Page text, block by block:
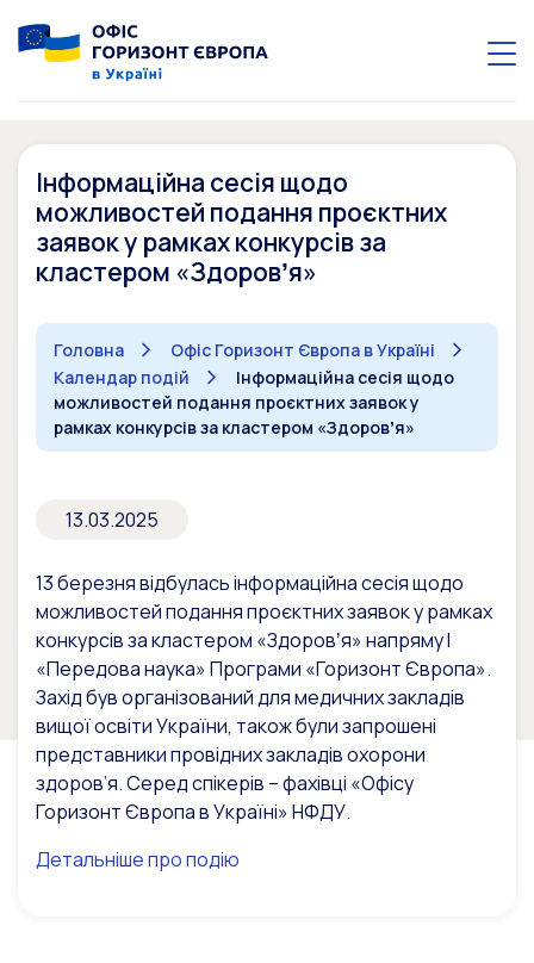
Інформаційна сесія щодо
можливостей подання проєктних
заявок у рамках конкурсів за
кластером «Здоровʼя»
Головна
Офіс Горизонт Європа в Україні
Календар подій
Інформаційна сесія щодо
можливостей подання проєктних заявок у
рамках конкурсів за кластером «Здоровʼя»
13.03.2025
13 березня відбулась інформаційна сесія щодо
можливостей подання проєктних заявок у рамках
конкурсів за кластером «Здоровʼя» напряму І
«Передова наука» Програми «Горизонт Європа».
Захід був організований для медичних закладів
вищої освіти України, також були запрошені
представники провідних закладів охорони
здоров’я. Серед спікерів – фахівці «Офісу
Горизонт Європа в Україні» НФДУ.
Детальніше про подію